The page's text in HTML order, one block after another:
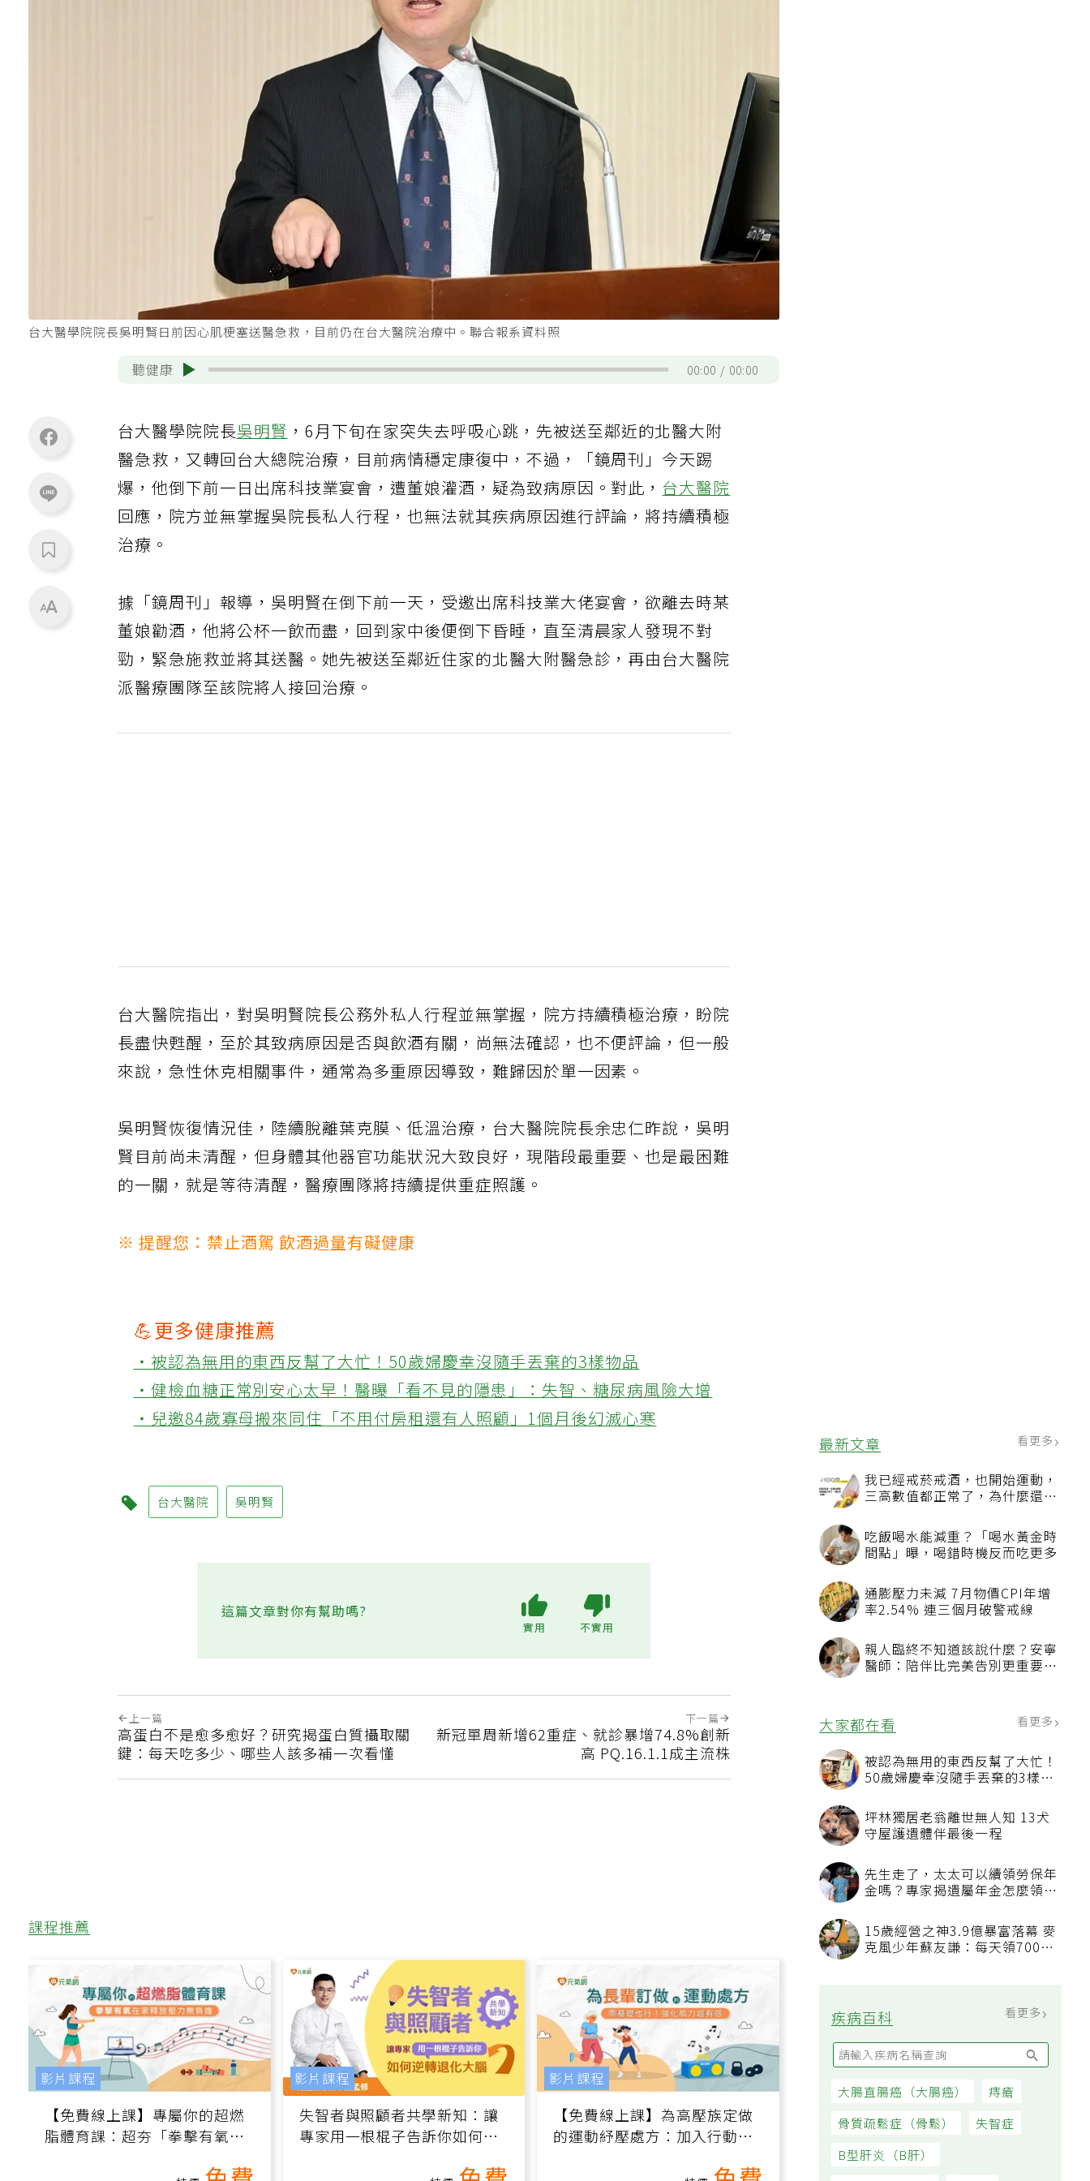
最新文章 看更多
我已經戒菸戒酒，也開始運動，
三高數值都正常了，為什麼還不
吃飯喝水能減重？「喝水黃金時
間點」曝，喝錯時機反而吃更多
通膨壓力未減 7月物價CPI年增
率2.54% 連三個月破警戒線
親人臨終不知道該說什麼？安寧
醫師：陪伴比完美告別更重要，
大家都在看
被認為無用的東西反幫了大忙！
50歲婦慶幸沒隨手丟棄的3樣物
坪林獨居老翁離世無人知 13犬
守屋護遺體伴最後一程
先生走了，太太可以續領勞保年
15歲經營之神3.9億暴富落幕 麥
克風少年蘇友謙：每天領700元
疾病百科
台大醫學院院長吳明賢日前因心肌梗塞送醫急救，目前仍在台大醫院治療中。聯合報系資料照
聽健康 00:00 00:00
台大醫學院院長吳明賢 ，6月下旬在家突失去呼吸心跳，先被送至鄰近的北醫大附
醫急救，又轉回台大總院治療，目前病情穩定康復中，不過，「鏡周刊」今天踢
爆，他倒下前一日出席科技業宴會，遭董娘灌酒，疑為致病原因。對此，台大醫院
回應，院方並無掌握吳院長私人行程，也無法就其疾病原因進行評論，將持續積極
治療。
據「鏡周刊」報導，吳明賢在倒下前一天，受邀出席科技業大佬宴會，欲離去時某
董娘勸酒，他將公杯一飲而盡，回到家中後便倒下昏睡，直至清晨家人發現不對
勁，緊急施救並將其送醫。她先被送至鄰近住家的北醫大附醫急診，再由台大醫院
派醫療團隊至該院將人接回治療。
台大醫院指出，對吳明賢院長公務外私人行程並無掌握，院方持續積極治療，盼院
長盡快甦醒，至於其致病原因是否與飲酒有關，尚無法確認，也不便評論，但一般
來說，急性休克相關事件，通常為多重原因導致，難歸因於單一因素。
吳明賢恢復情況佳，陸續脫離葉克膜、低溫治療，台大醫院院長余忠仁昨說，吳明
賢目前尚未清醒，但身體其他器官功能狀況大致良好，現階段最重要、也是最困難
的一關，就是等待清醒，醫療團隊將持續提供重症照護。
※ 提醒您：禁止酒駕 飲酒過量有礙健康
💪更多健康推薦
‧被認為無用的東西反幫了大忙！50歲婦慶幸沒隨手丟棄的3樣物品
‧健檢血糖正常別安心太早！醫曝「看不見的隱患」：失智、糖尿病風險大增
‧兒邀84歲寡母搬來同住「不用付房租還有人照顧」1個月後幻滅心寒
台大醫院 吳明賢
這篇文章對你有幫助嗎?
上一篇
高蛋白不是愈多愈好？研究揭蛋白質攝取關
鍵：每天吃多少、哪些人該多補一次看懂
下一篇
新冠單周新增62重症、就診暴增74.8%創新
高 PQ.16.1.1成主流株
課程推薦
【免費線上課】專屬你的超燃
脂體育課：超夯「拳擊有氧」
高壓族在家釋放壓力無負擔
影片課程
失智者與照顧者共學新知：讓
專家用一根棍子告訴你如何逆
轉退化大腦（線上影音課）
影片課程
【免費線上課】為高壓族定做
的運動紓壓處方：加入行動、
增肌、互動元素，0基礎也能
影片課程